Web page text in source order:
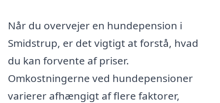
Når du overvejer en hundepension i
Smidstrup, er det vigtigt at forstå, hvad
du kan forvente af priser.
Omkostningerne ved hundepensioner
varierer afhængigt af flere faktorer,